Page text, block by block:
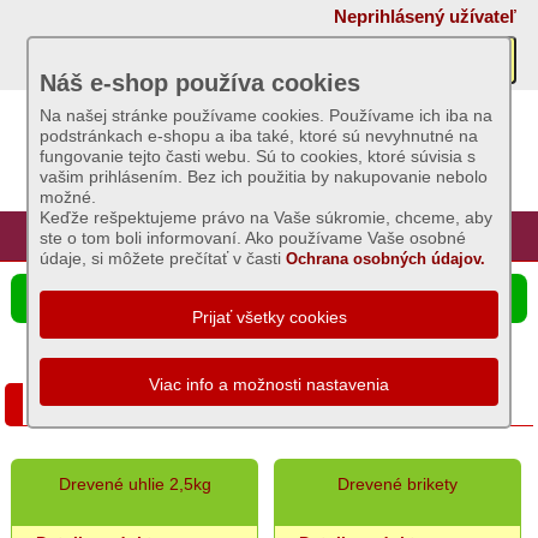
Neprihlásený užívateľ
Úvod Hlavná stránka Prihlásenie Registrácia
Náš e-shop používa cookies
Na našej stránke používame cookies. Používame ich iba na
podstránkach e-shopu a iba také, ktoré sú nevyhnutné na
fungovanie tejto časti webu. Sú to cookies, ktoré súvisia s
vašim prihlásením. Bez ich použitia by nakupovanie nebolo
možné.
Keďže rešpektujeme právo na Vaše súkromie, chceme, aby
ste o tom boli informovaní. Ako používame Vaše osobné
údaje, si môžete prečítať v častiOchrana osobných údajov.
☰ Ponuka produktov
Akcie
AKCIE:
Sviečky
AKCIE:
Záhradný
sortiment
AKCIE:
Semená
osivá
AKCIE:
Chovateľské
potreby
AKCIE:
Grilovací
AKCIE: Grilovací program
Drevené uhlie 2,5kg Drevené brikety